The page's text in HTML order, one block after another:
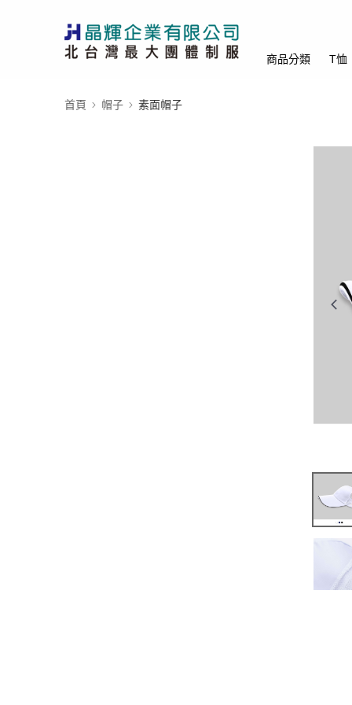
商品分類 T恤
首頁 帽子 素面帽子